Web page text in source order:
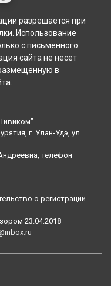
разрешается при
Использование
с письменного
сайта не несет
в
г. Улан-Удэ, ул.
телефон
о регистрации
23.04.2018